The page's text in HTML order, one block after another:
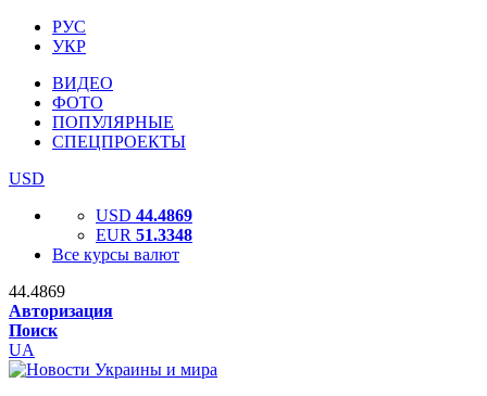
РУС
УКР
ВИДЕО
ФОТО
ПОПУЛЯРНЫЕ
СПЕЦПРОЕКТЫ
USD
USD 44.4869
EUR 51.3348
Все курсы валют
44.4869
Авторизация
Поиск
UA